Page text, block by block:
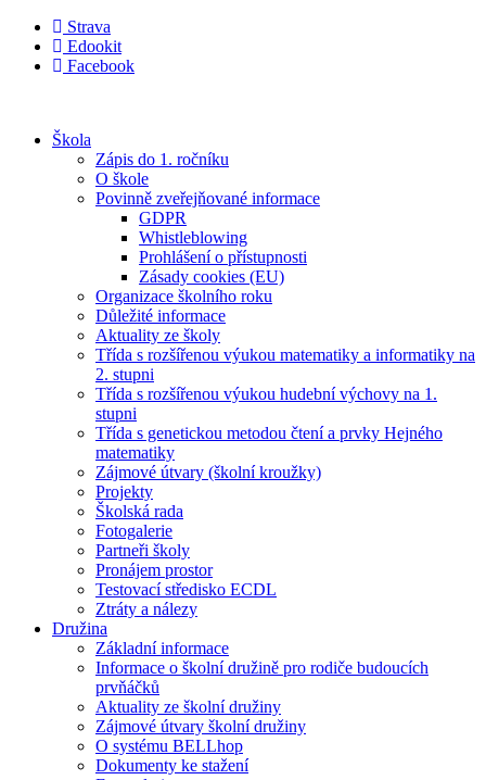
Přejít
obsahu
Strava
Edookit
Facebook
Škola
Zápis do 1. ročníku
O škole
Povinně zveřejňované informace
GDPR
Whistleblowing
Prohlášení o přístupnosti
Zásady cookies (EU)
Organizace školního roku
Důležité informace
Aktuality ze školy
Třída s rozšířenou výukou matematiky a informatiky na
2. stupni
Třída s rozšířenou výukou hudební výchovy na 1.
stupni
Třída s genetickou metodou čtení a prvky Hejného
matematiky
Zájmové útvary (školní kroužky)
Projekty
Školská rada
Fotogalerie
Partneři školy
Pronájem prostor
Testovací středisko ECDL
Ztráty a nálezy
Družina
Základní informace
Informace o školní družině pro rodiče budoucích
prvňáčků
Aktuality ze školní družiny
Zájmové útvary školní družiny
O systému BELLhop
Dokumenty ke stažení